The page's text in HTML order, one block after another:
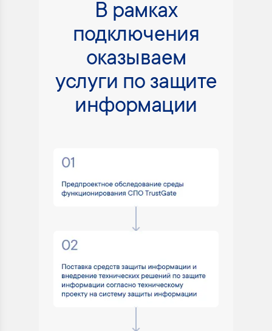
В рамках
подключения
оказываем
услуги по защите
информации